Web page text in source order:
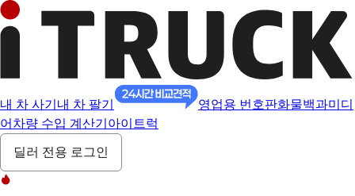
내 차 사기 내 차 팔기 영업용 번호판화물백과미디
어 차량 수입 계산기 아이트럭
딜러 전용 로그인